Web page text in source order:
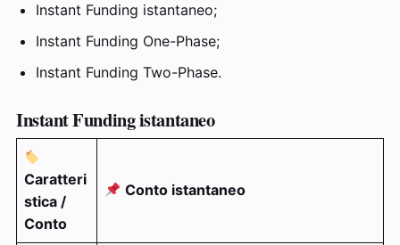
Instant Funding istantaneo;
Instant Funding One-Phase;
Instant Funding Two-Phase.
Instant Funding istantaneo
Caratteri
stica /
Conto
Conto istantaneo